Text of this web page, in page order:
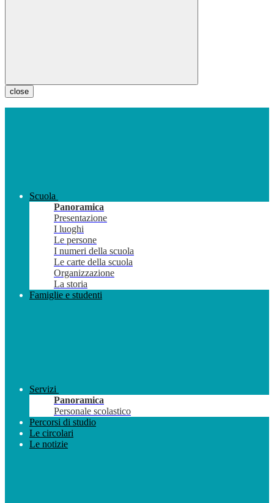
close
Scuola
Panoramica
Presentazione
I luoghi
Le persone
I numeri della scuola
Le carte della scuola
Organizzazione
La storia
Famiglie e studenti
Servizi
Panoramica
Personale scolastico
Percorsi di studio
Le circolari
Le notizie